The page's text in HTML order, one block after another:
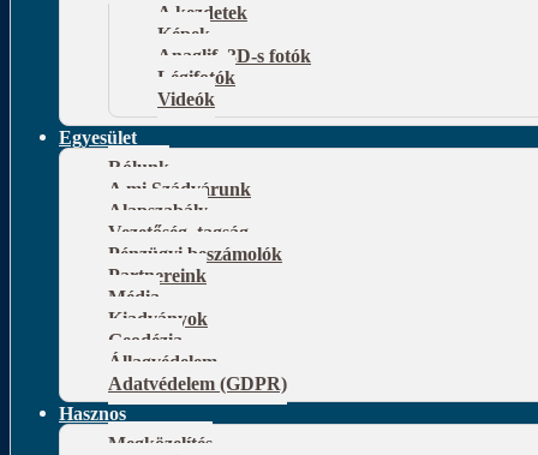
A kezdetek
Képek
Anaglif, 3D-s fotók
Légifotók
Videók
Egyesület
Rólunk
A mi Szádvárunk
Alapszabály
Vezetőség, tagság
Pénzügyi beszámolók
Partnereink
Média
Kiadványok
Geodézia
Állagvédelem
Adatvédelem (GDPR)
Hasznos
Megközelítés